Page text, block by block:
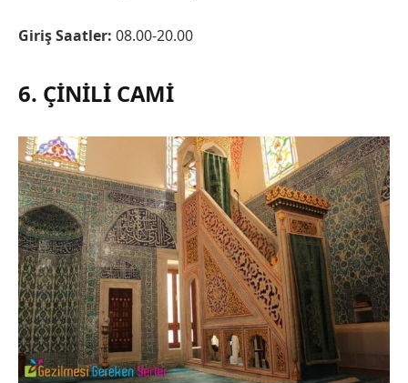
Giriş Saatler: 08.00-20.00
6. ÇINILI CAMI